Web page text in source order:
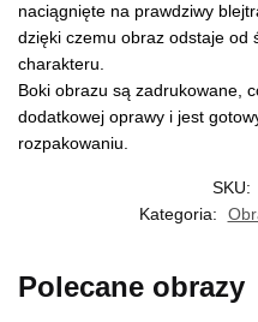
naciągnięte na prawdziwy
dzięki czemu obraz odstaje od
charakteru.
Boki obrazu są zadrukowane,
dodatkowej oprawy i jest
rozpakowaniu.
SKU:
Kategoria:
Polecane obrazy